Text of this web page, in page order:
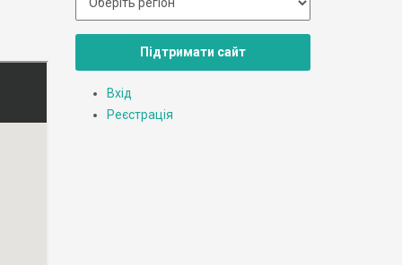
Підтримати сайт
Вхід
Реєстрація